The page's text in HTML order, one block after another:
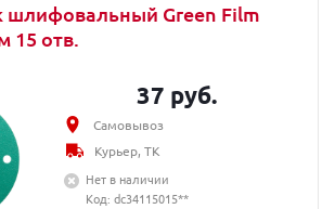
шлифовальный Green Film
15 отв.
37 руб.
Самовывоз
Курьер, ТК
Нет в наличии
Код: dc34115015**